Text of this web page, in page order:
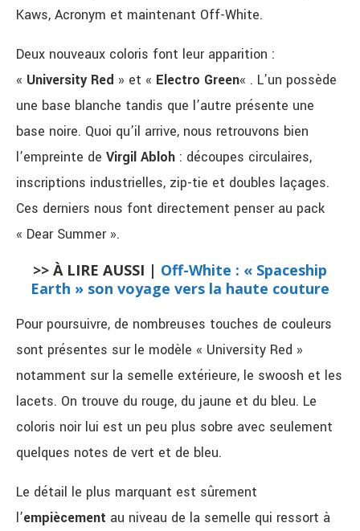
Kaws, Acronym et maintenant Off-White.
Deux nouveaux coloris font leur apparition :
« University Red » et « Electro Green« . L’un possède
une base blanche tandis que l’autre présente une
base noire. Quoi qu’il arrive, nous retrouvons bien
l’empreinte de Virgil Abloh : découpes circulaires,
inscriptions industrielles, zip-tie et doubles laçages.
Ces derniers nous font directement penser au pack
« Dear Summer ».
>> À LIRE AUSSI | Off-White : « Spaceship
Earth » son voyage vers la haute couture
Pour poursuivre, de nombreuses touches de couleurs
sont présentes sur le modèle « University Red »
notamment sur la semelle extérieure, le swoosh et les
lacets. On trouve du rouge, du jaune et du bleu. Le
coloris noir lui est un peu plus sobre avec seulement
quelques notes de vert et de bleu.
Le détail le plus marquant est sûrement
l’empiècement au niveau de la semelle qui ressort à